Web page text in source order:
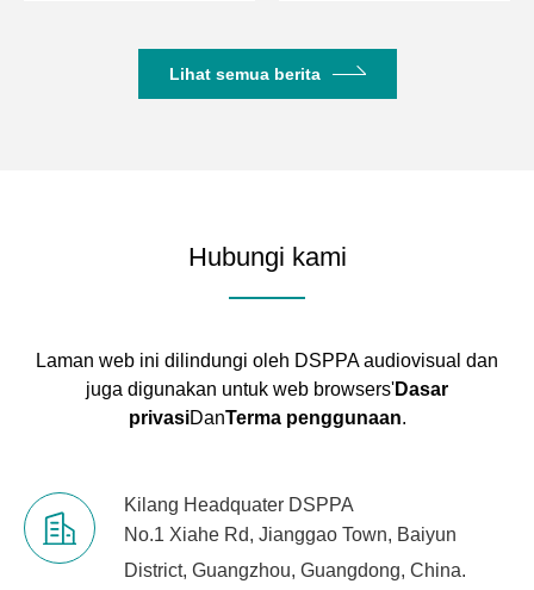
Lihat semua berita
Hubungi kami
Laman web ini dilindungi oleh DSPPA audiovisual dan
juga digunakan untuk web browsers'Dasar
privasiDanTerma penggunaan.
Kilang Headquater DSPPA
No.1 Xiahe Rd, Jianggao Town, Baiyun
District, Guangzhou, Guangdong, China.